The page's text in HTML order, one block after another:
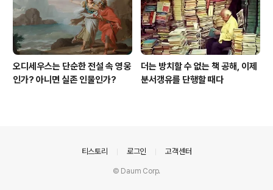
오디세우스는 단순한 전설 속 영웅
인가? 아니면 실존 인물인가?
더는 방치할 수 없는 책 공해, 이제
분서갱유를 단행할 때다
티스토리 로그인 고객센터
© Daum Corp.